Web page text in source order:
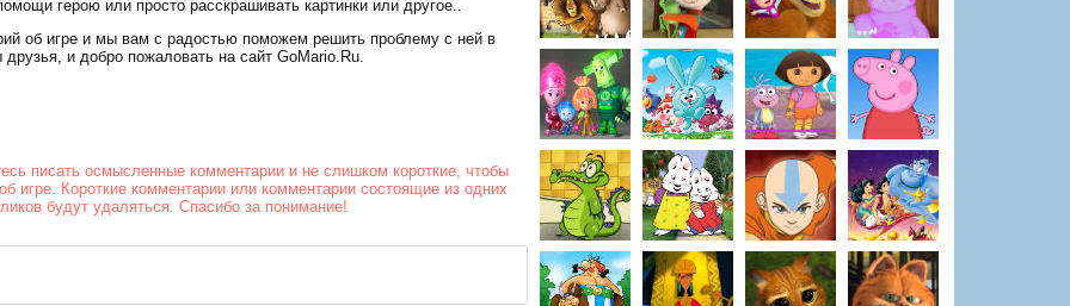
офисе
герою или просто расскрашивать картинки или другое..
об игре и мы вам с радостью поможем решить проблему с ней в
и добро пожаловать на сайт GoMario.Ru.
писать осмысленные комментарии и не слишком короткие, чтобы
игре. Короткие комментарии или комментарии состоящие из одних
будут удаляться. Спасибо за понимание!